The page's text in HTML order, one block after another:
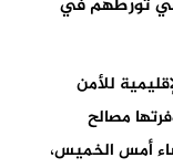
للأمن
مصالح
أمس الخميس،